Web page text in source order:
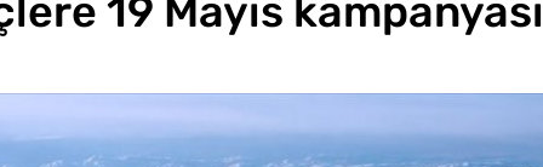
19 Mayıs kampanyası